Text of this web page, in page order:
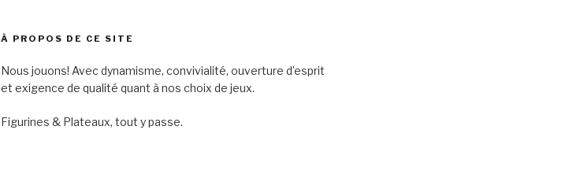
À PROPOS DE CE SITE
Nous jouons! Avec dynamisme, convivialité, ouverture d’esprit
et exigence de qualité quant à nos choix de jeux.
Figurines & Plateaux, tout y passe.